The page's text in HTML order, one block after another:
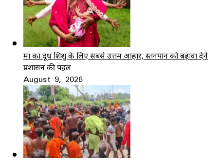
मां का दूध शिशु के लिए सबसे उत्तम आहार, स्तनपान को बढ़ावा देने
प्रशासन की पहल
August 9, 2026